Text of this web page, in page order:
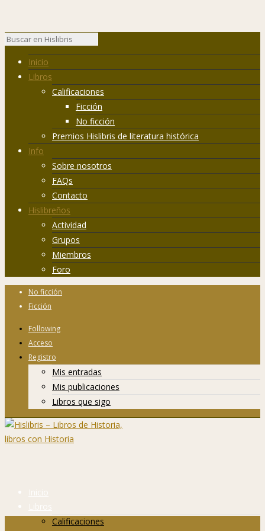
Inicio
Libros
Calificaciones
Ficción
No ficción
Premios Hislibris de literatura histórica
Info
Sobre nosotros
FAQs
Contacto
Hislibreños
Actividad
Grupos
Miembros
Foro
No ficción
Ficción
Following
Acceso
Registro
Mis entradas
Mis publicaciones
Libros que sigo
Inicio
Libros
Calificaciones